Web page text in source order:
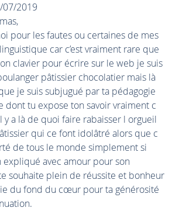
07/2019
pour les fautes ou certaines de mes
car c’est vraiment rare que
clavier pour écrire sur le web je suis
pâtissier chocolatier mais là
je suis subjugué par ta pédagogie
dont tu expose ton savoir vraiment c
y a là de quoi faire rabaisser l orgueil
qui ce font idolâtré alors que c
de tous le monde simplement si
avec amour pour son
souhaite plein de réussite et bonheur
du fond du cœur pour ta générosité